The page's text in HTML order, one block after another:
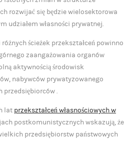
rozwijać się będzie wielosektorowa
udziałem własności prywatnej.
ścieżek przekształceń powinno
zaangażowania organów
aktywnością środowisk
nabywców prywatyzowanego
przedsiębiorców .
lat przekształceń własnościowych w
postkomunistycznych wskazują, że
przedsiębiorstw państwowych